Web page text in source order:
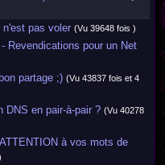
n'est pas voler (Vu 39648 fois )
Revendications pour un Net
partage ;) (Vu 43837 fois et 4
DNS en pair-à-pair ? (Vu 40278
à vos mots de